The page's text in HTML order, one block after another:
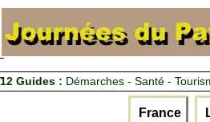
12 Guides : Démarches - Santé -
France